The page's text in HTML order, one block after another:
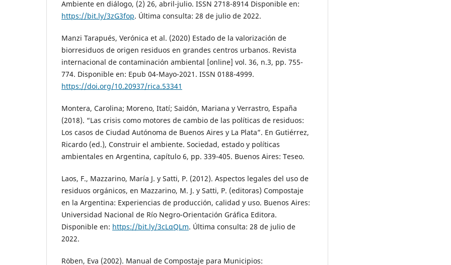
Ambiente en diálogo, (2) 26, abril-julio. ISSN 2718-8914 Disponible en:
https://bit.ly/3zG3fop. Última consulta: 28 de julio de 2022.
Manzi Tarapués, Verónica et al. (2020) Estado de la valorización de
biorresiduos de origen residuos en grandes centros urbanos. Revista
internacional de contaminación ambiental [online] vol. 36, n.3, pp. 755-
774. Disponible en: Epub 04-Mayo-2021. ISSN 0188-4999.
https://doi.org/10.20937/rica.53341
Montera, Carolina; Moreno, Itatí; Saidón, Mariana y Verrastro, España
(2018). “Las crisis como motores de cambio de las políticas de residuos:
Los casos de Ciudad Autónoma de Buenos Aires y La Plata”. En Gutiérrez,
Ricardo (ed.), Construir el ambiente. Sociedad, estado y políticas
ambientales en Argentina, capítulo 6, pp. 339-405. Buenos Aires: Teseo.
Laos, F., Mazzarino, María J. y Satti, P. (2012). Aspectos legales del uso de
residuos orgánicos, en Mazzarino, M. J. y Satti, P. (editoras) Compostaje
en la Argentina: Experiencias de producción, calidad y uso. Buenos Aires:
Universidad Nacional de Río Negro-Orientación Gráfica Editora.
Disponible en: https://bit.ly/3cLqQLm. Última consulta: 28 de julio de
2022.
Röben, Eva (2002). Manual de Compostaje para Municipios: